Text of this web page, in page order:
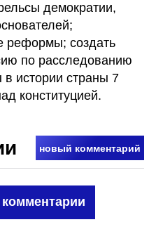
демократии,
реформы; создать
по расследованию
истории страны 7
конституцией.
новый комментарий